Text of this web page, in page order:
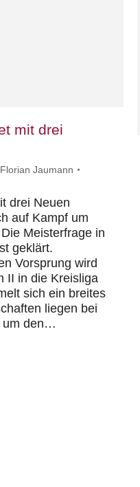
mit drei
Florian Jaumann
drei Neuen
auf Kampf um
Meisterfrage in
geklärt.
Vorsprung wird
II in die Kreisliga
sich ein breites
liegen bei
um den…